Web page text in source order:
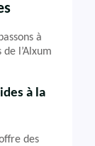
à
l’Alxum
à la
des